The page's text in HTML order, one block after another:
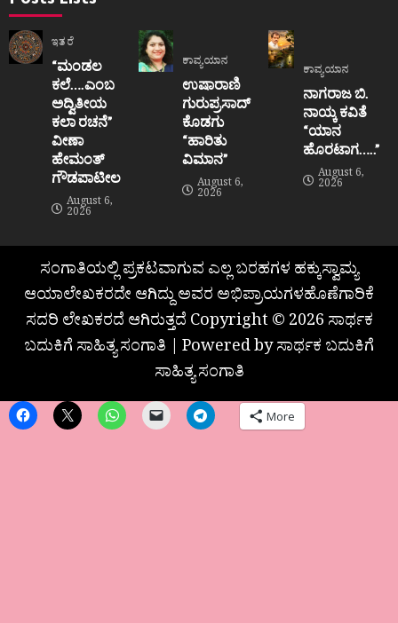
ಇತರೆ
“ಮಂಡಲ
ಕಲೆ….ಎಂಬ
ಅದ್ವಿತೀಯ
ಕಲಾ ರಚನೆ”‌
ವೀಣಾ
ಹೇಮಂತ್‌
ಗೌಡಪಾಟೀಲ
August 6,
2026
ಕಾವ್ಯಯಾನ
ಉಷಾರಾಣಿ
ಗುರುಪ್ರಸಾದ್
ಕೊಡಗು
“ಹಾರಿತು
ವಿಮಾನ”
August 6,
2026
ಕಾವ್ಯಯಾನ
ನಾಗರಾಜ ಬಿ.
ನಾಯ್ಕ ಕವಿತೆ
“ಯಾನ
ಹೊರಟಾಗ…..”
August 6,
2026
ಸಂಗಾತಿಯಲ್ಲಿ ಪ್ರಕಟವಾಗುವ ಎಲ್ಲ ಬರಹಗಳ ಹಕ್ಕುಸ್ವಾಮ್ಯ
ಆಯಾಲೇಖಕರದೇ ಆಗಿದ್ದು ಅವರ ಅಭಿಪ್ರಾಯಗಳಹೊಣೆಗಾರಿಕೆ
ಸದರಿ ಲೇಖಕರದೆ ಆಗಿರುತ್ತದೆ Copyright © 2026 ಸಾರ್ಥಕ
ಬದುಕಿಗೆ ಸಾಹಿತ್ಯ ಸಂಗಾತಿ | Powered by ಸಾರ್ಥಕ ಬದುಕಿಗೆ
ಸಾಹಿತ್ಯ ಸಂಗಾತಿ
More